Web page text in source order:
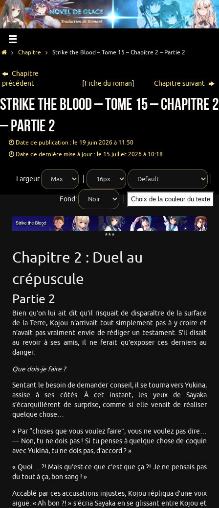
Chapitre Strike the Blood – Tome 15 – Chapitre 2 – Partie 2
Chapitre
précédent
[Fiche du roman] Chapitre suivant
Strike the Blood – Tome 15 – Chapitre 2
– Partie 2
Date de publication : le 19 juin 2026 à 11:50
Date de dernière mise à jour : le 15 juillet 2026 à 10:18
Largeur
Fond: Choix de la couleur du texte
***
Chapitre 2 : Duel au
crépuscule
Partie 2
Bien qu’on lui ait dit qu’il risquait de disparaître de la surface
de la Terre, Kojou n’arrivait tout simplement pas à y croire et
n’avait pas vraiment envie de rédiger un testament. S’il disait
au revoir à ses amis, il ne ferait qu’exposer ces derniers au
danger.
Que dois-je faire ?
Sentant le besoin de demander conseil, il se tourna vers Yukina,
assise à ses côtés. À cet instant, les yeux de Sayaka
s’écarquillèrent de surprise, comme si elle venait de réaliser
quelque chose…
« Par “choses que vous voulez faire”, vous ne voulez pas dire…
— Non, tu ne dois pas ! Si tu penses à quelque chose de coquin
avec Yukina, tu ne dois pas, d’accord ? »
« Quoi… ?! Mais qu’est-ce que c’est que ça ?! Je ne pensais pas
du tout à ça, bon sang ! »
Accablé par ces accusations injustes, Kojou répliqua d’une voix
aiguë. « Ah bon ?! » s’écria Sayaka en se glissant entre Kojou et